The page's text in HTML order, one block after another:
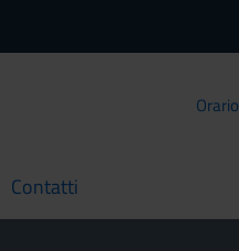
Orario
Contatti
current